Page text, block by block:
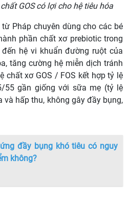
GOS có lợi cho hệ tiêu hóa
Pháp chuyên dùng cho các bé
phần chất xơ prebiotic trong
hệ vi khuẩn đường ruột của
tăng cường hệ miễn dịch tránh
chất xơ GOS / FOS kết hợp tỷ lệ
55 gần giống với sữa mẹ (tỷ lệ
hấp thu, không gây đầy bụng,
đầy bụng khó tiêu có nguy
không?